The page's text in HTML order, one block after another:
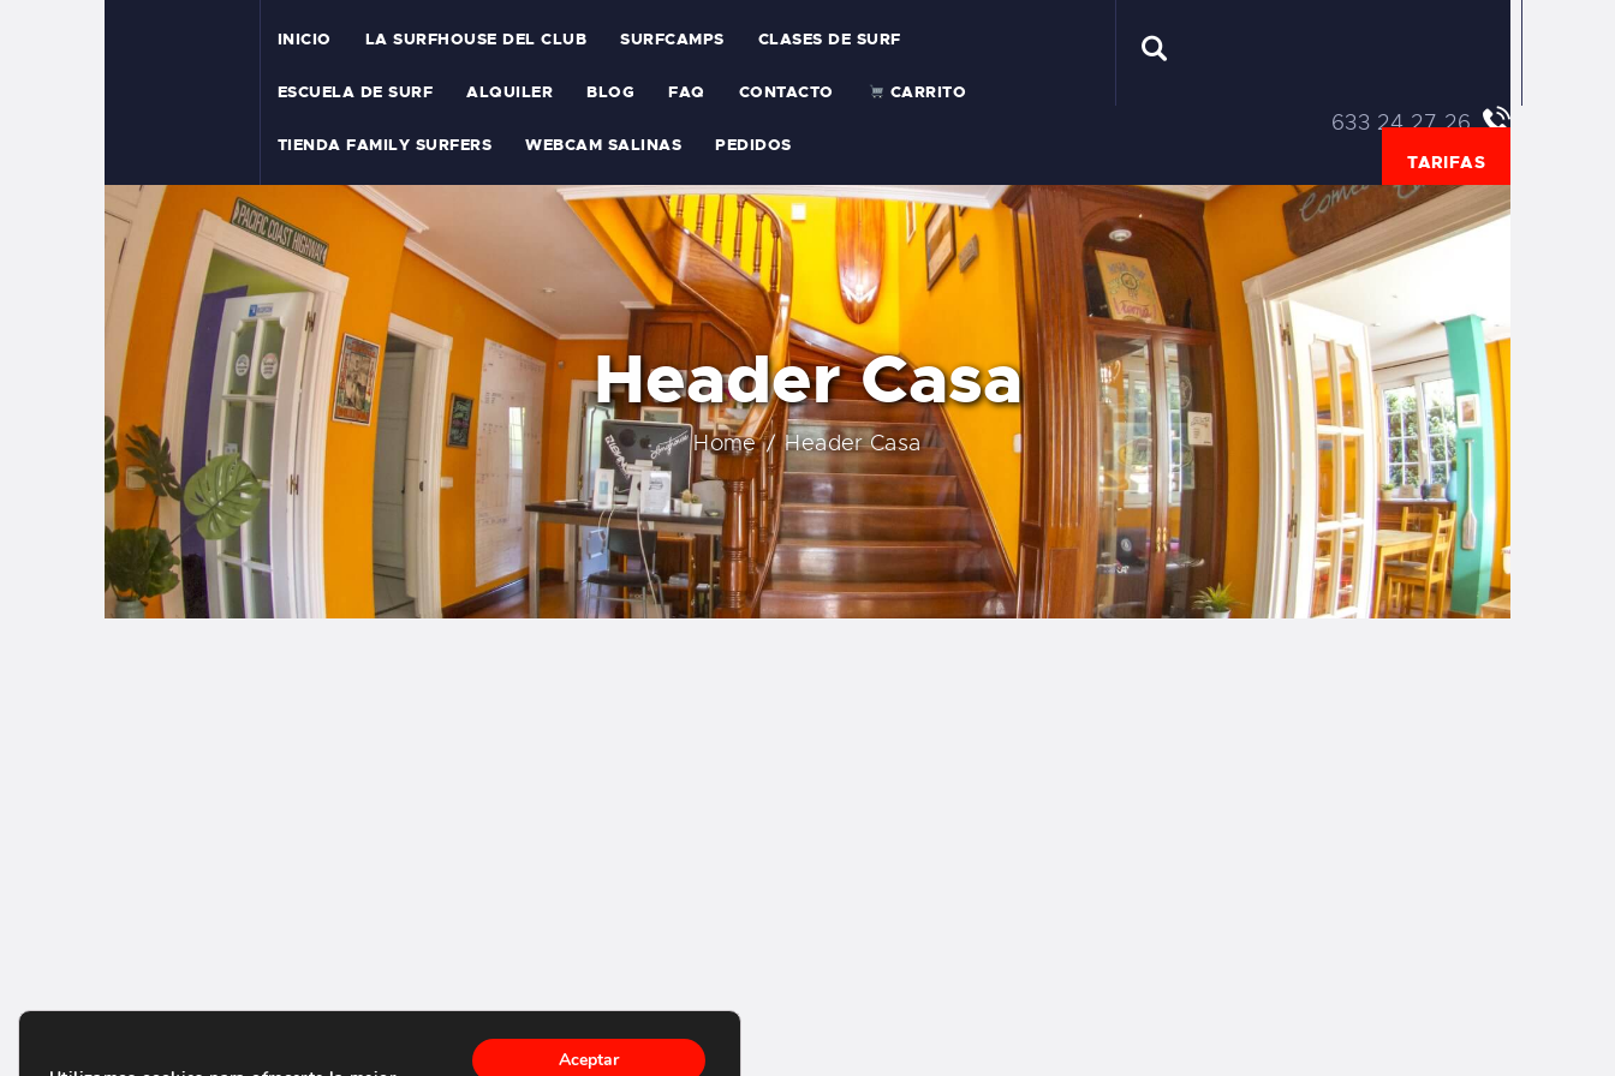
INICIO LA SURFHOUSE DEL CLUB SURFCAMPS CLASES DE SURF
ESCUELA DE SURF ALQUILER BLOG FAQ CONTACTO CARRITO
TIENDA FAMILY SURFERS WEBCAM SALINAS PEDIDOS
633 24 27 26
TARIFAS
Header Casa
Home Header Casa
Aceptar